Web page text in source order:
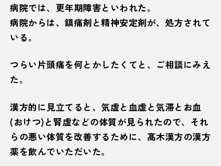
病院では、更年期障害といわれた。
病院からは、鎮痛剤と精神安定剤が、処方されて
いる。
つらい片頭痛を何とかしたくてと、ご相談にみえ
た。
漢方的に見立てると、気虚と血虚と気滞とお血
(おけつ)と腎虚などの体質が見られたので、それ
らの悪い体質を改善するために、髙木漢方の漢方
薬を飲んでいただいた。